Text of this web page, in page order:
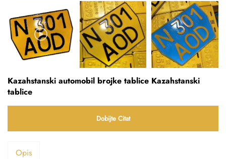
Kazahstanski automobil brojke tablice Kazahstanski
tablice
Dobijte Citat
Opis